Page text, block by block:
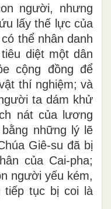
người, nhưng
lấy thế lực của
thể nhân danh
diệt một dân
cộng đồng để
thí nghiệm; và
ta dám khử
nát của lương
những lý lẽ
Giê-su đã bị
của Cai-pha;
người yếu kém,
tiếp tục bị coi là